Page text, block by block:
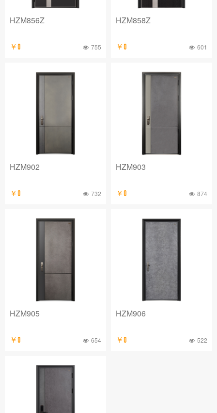
HZM856Z
￥0 755
HZM858Z
￥0 601
HZM902
￥0 732
HZM903
￥0 874
HZM905
￥0 654
HZM906
￥0 522